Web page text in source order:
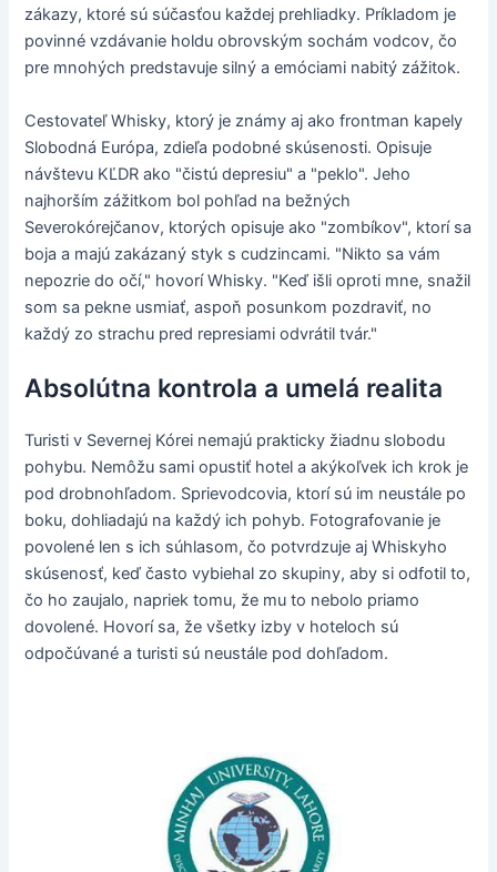
zákazy, ktoré sú súčasťou každej prehliadky. Príkladom je
povinné vzdávanie holdu obrovským sochám vodcov, čo
pre mnohých predstavuje silný a emóciami nabitý zážitok.
Cestovateľ Whisky, ktorý je známy aj ako frontman kapely
Slobodná Európa, zdieľa podobné skúsenosti. Opisuje
návštevu KĽDR ako "čistú depresiu" a "peklo". Jeho
najhorším zážitkom bol pohľad na bežných
Severokórejčanov, ktorých opisuje ako "zombíkov", ktorí sa
boja a majú zakázaný styk s cudzincami. "Nikto sa vám
nepozrie do očí," hovorí Whisky. "Keď išli oproti mne, snažil
som sa pekne usmiať, aspoň posunkom pozdraviť, no
každý zo strachu pred represiami odvrátil tvár."
Absolútna kontrola a umelá realita
Turisti v Severnej Kórei nemajú prakticky žiadnu slobodu
pohybu. Nemôžu sami opustiť hotel a akýkoľvek ich krok je
pod drobnohľadom. Sprievodcovia, ktorí sú im neustále po
boku, dohliadajú na každý ich pohyb. Fotografovanie je
povolené len s ich súhlasom, čo potvrdzuje aj Whiskyho
skúsenosť, keď často vybiehal zo skupiny, aby si odfotil to,
čo ho zaujalo, napriek tomu, že mu to nebolo priamo
dovolené. Hovorí sa, že všetky izby v hoteloch sú
odpočúvané a turisti sú neustále pod dohľadom.